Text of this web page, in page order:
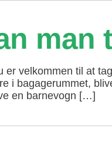
man
er velkommen til at
i bagagerummet,
en barnevogn […]